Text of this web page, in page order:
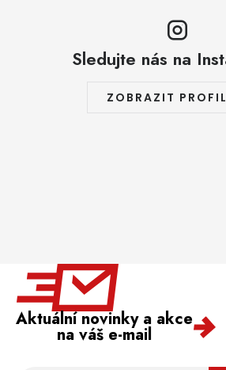
Sledujte nás na
ZOBRAZIT PROFIL
Aktuální novinky a akce
na váš e-mail